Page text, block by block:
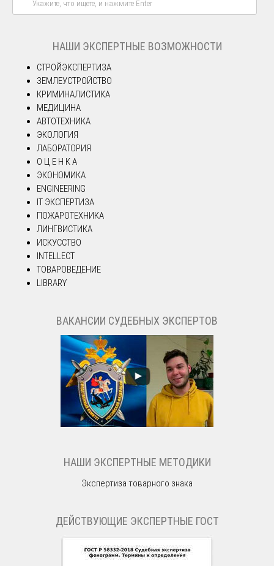
НАШИ ЭКСПЕРТНЫЕ ВОЗМОЖНОСТИ
СТРОЙЭКСПЕРТИЗА
ЗЕМЛЕУСТРОЙСТВО
КРИМИНАЛИСТИКА
МЕДИЦИНА
АВТОТЕХНИКА
ЭКОЛОГИЯ
ЛАБОРАТОРИЯ
О Ц Е Н К А
ЭКОНОМИКА
ENGINEERING
IT ЭКСПЕРТИЗА
ПОЖАРОТЕХНИКА
ЛИНГВИСТИКА
ИСКУССТВО
INTELLECT
ТОВАРОВЕДЕНИЕ
LIBRARY
ВАКАНСИИ СУДЕБНЫХ ЭКСПЕРТОВ
НАШИ ЭКСПЕРТНЫЕ МЕТОДИКИ
Экспертиза товарного знака
ДЕЙСТВУЮЩИЕ ЭКСПЕРТНЫЕ ГОСТ